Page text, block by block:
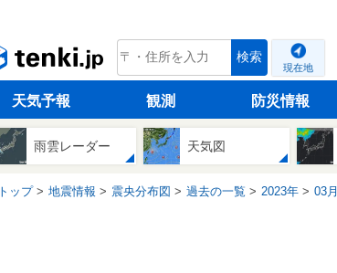
tenki.jp 検索
現在地
天気予報 観測 防災情報
雨雲レーダー 天気図
トップ 地震情報 震央分布図 過去の一覧 2023年 03月